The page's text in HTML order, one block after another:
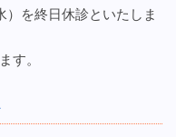
）を終日休診といたしま
す。